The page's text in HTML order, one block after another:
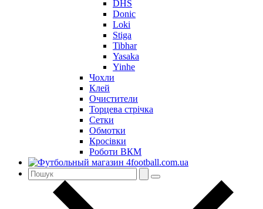
DHS
Donic
Loki
Stiga
Tibhar
Yasaka
Yinhe
Чохли
Клей
Очистители
Торцева стрічка
Сетки
Обмотки
Кросівки
Роботи ВКМ